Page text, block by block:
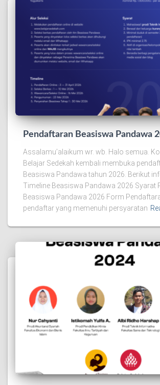
Pendaftaran Beasiswa Pandawa
Assalamu’alaikum wr. wb. Halo semua.
Belajar Sedekah kembali membuka
Beasiswa Pandawa tahun 2026. Berikut
Timeline Beasiswa Pandawa 2026 Syarat
Beasiswa Pandawa 2026 Form
pendaftar yang memenuhi persyaratan